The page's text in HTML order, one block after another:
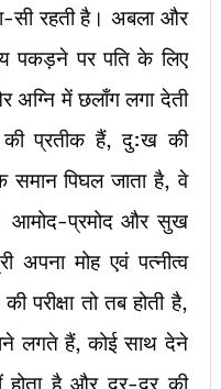
सी रहती है। अबला और
पकड़ने पर पति के लिए
में छलाँग लगा देती
की प्रतीक हैं, दु:ख की
समान पिघल जाता है, वे
आमोद-प्रमोद और सुख
अपना मोह एवं पत्नीत्व
परीक्षा तो तब होती है,
लगते हैं, कोई साथ देने